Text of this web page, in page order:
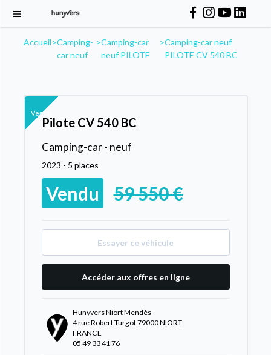
Accueil>Camping-
car neuf
>Camping-car
neuf PILOTE
>Camping-car neuf
PILOTE CV 540 BC
Vendu
Pilote CV 540 BC
Camping-car - neuf
2023 - 5 places
Vendu 59 550 €
Essayer ce véhicule
Accéder aux offres en ligne
Hunyvers Niort Mendès
4 rue Robert Turgot 79000 NIORT
FRANCE
05 49 33 41 76